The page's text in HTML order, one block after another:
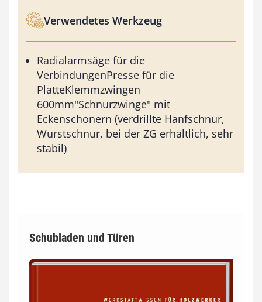
Verwendetes Werkzeug
Radialarmsäge für die
VerbindungenPresse für die
PlatteKlemmzwingen
600mm"Schnurzwinge" mit
Eckenschonern (verdrillte Hanfschnur,
Wurstschnur, bei der ZG erhältlich, sehr
stabil)
Schubladen und Türen